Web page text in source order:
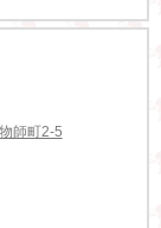
師町2-5